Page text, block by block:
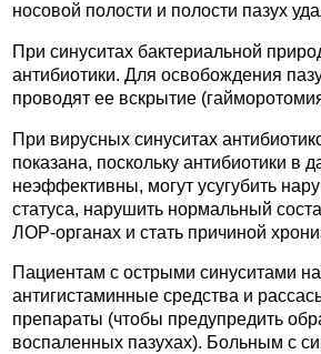
носовой полости и полости пазух
При синуситах бактериальной
антибиотики. Для освобождения
проводят ее вскрытие
При вирусных синуситах
показана, поскольку антибиотики в
неэффективны, могут усугубить
статуса, нарушить нормальный
ЛОР-органах и стать причиной
Пациентам с острыми синуситами
антигистаминные средства и
препараты (чтобы предупредить
воспаленных пазухах). Больным с